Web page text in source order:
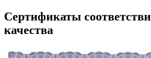
Сертификаты
качества